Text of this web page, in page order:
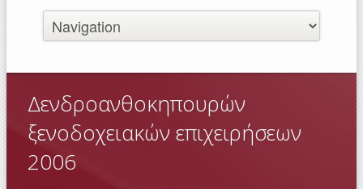
Δενδροανθοκηπουρών
ξενοδοχειακών επιχειρήσεων
2006